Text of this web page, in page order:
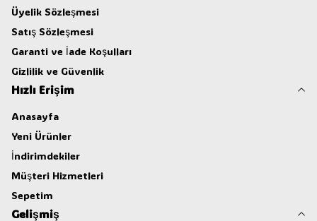
Üyelik Sözleşmesi
Satış Sözleşmesi
Garanti ve İade Koşulları
Gizlilik ve Güvenlik
Hızlı Erişim
Anasayfa
Yeni Ürünler
İndirimdekiler
Müşteri Hizmetleri
Sepetim
Gelişmiş